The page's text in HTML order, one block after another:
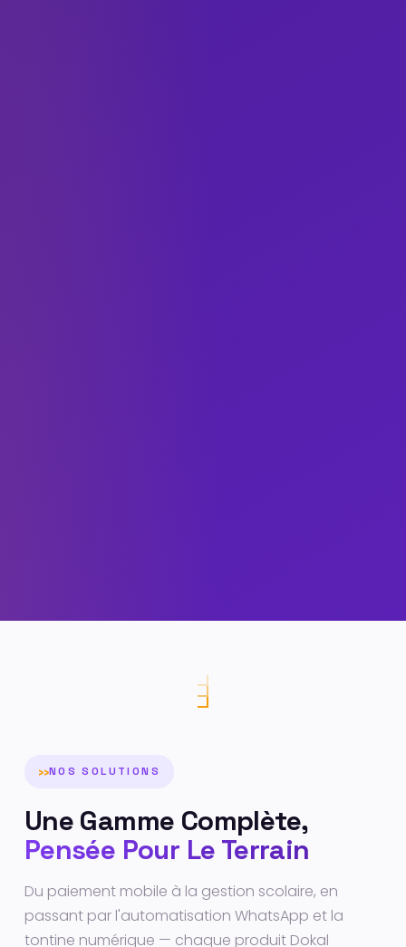
NOS SOLUTIONS
Une Gamme Complète,
Pensée Pour Le Terrain
Du paiement mobile à la gestion scolaire, en
passant par l'automatisation WhatsApp et la
tontine numérique — chaque produit Dokal